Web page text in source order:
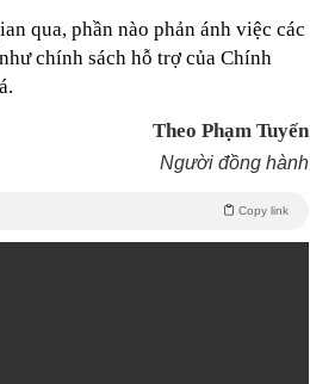
qua, phần nào phản ánh việc các
chính sách hỗ trợ của Chính
Theo Phạm Tuyến
Người đồng hành
Copy link